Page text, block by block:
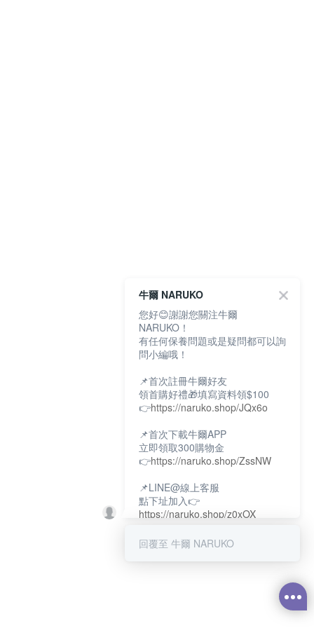
牛爾 NARUKO
您好😊謝謝您關注牛爾
NARUKO！
有任何保養問題或是疑問都可以詢
問小編哦！
📌首次註冊牛爾好友
領首購好禮🎁填寫資料領$100
👉https://naruko.shop/JQx6o
📌首次下載牛爾APP
立即領取300購物金
👉https://naruko.shop/ZssNW
📌LINE@線上客服
點下址加入👉
https://naruko.shop/z0xOX
📌電話客服：02-26581707
回覆至 牛爾 NARUKO